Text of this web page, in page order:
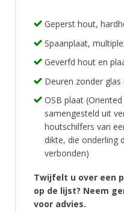
Geperst hout,
Spaanplaat,
Geverfd hout en
Deuren zonder
OSB plaat
samengesteld uit
houtschilfers van
dikte, die onderling
verbonden)
Twijfelt u over een
op de lijst? Neem
voor advies.